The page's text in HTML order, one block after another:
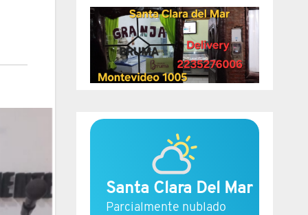
Santa Clara Del Mar
Parcialmente nublado